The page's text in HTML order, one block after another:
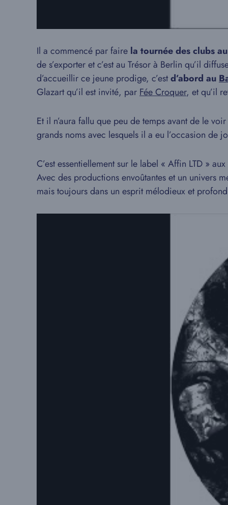
Il a commencé par faire la tournée des clubs
de s’exporter et c’est au Trésor à Berlin qu’il
d’accueillir ce jeune prodige, c’estd’abord au
Glazart qu’il est invité, par Fée Croquer, et qu’il
Et il n’aura fallu que peu de temps avant de le
grands noms avec lesquels il a eu l’occasion de
C’est essentiellement sur le label « Affin LTD »
Avec des productions envoûtantes et un univers
mais toujours dans un esprit mélodieux et